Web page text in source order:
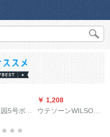
5号ボア
インナ
￥ 1,208
ウテソーンWILSON